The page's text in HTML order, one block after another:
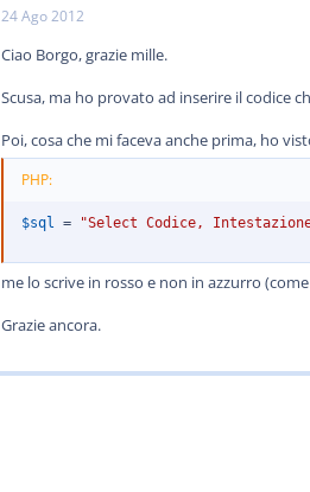
24 Ago 2012
Ciao Borgo, grazie mille.
Scusa, ma ho provato ad inserire il codice
Poi, cosa che mi faceva anche prima, ho
PHP:
$sql = "Select Codice,
me lo scrive in rosso e non in azzurro
Grazie ancora.